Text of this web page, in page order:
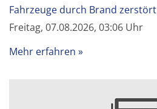
Fahrzeuge durch Brand zerstört
Freitag, 07.08.2026, 03:06 Uhr
Mehr erfahren